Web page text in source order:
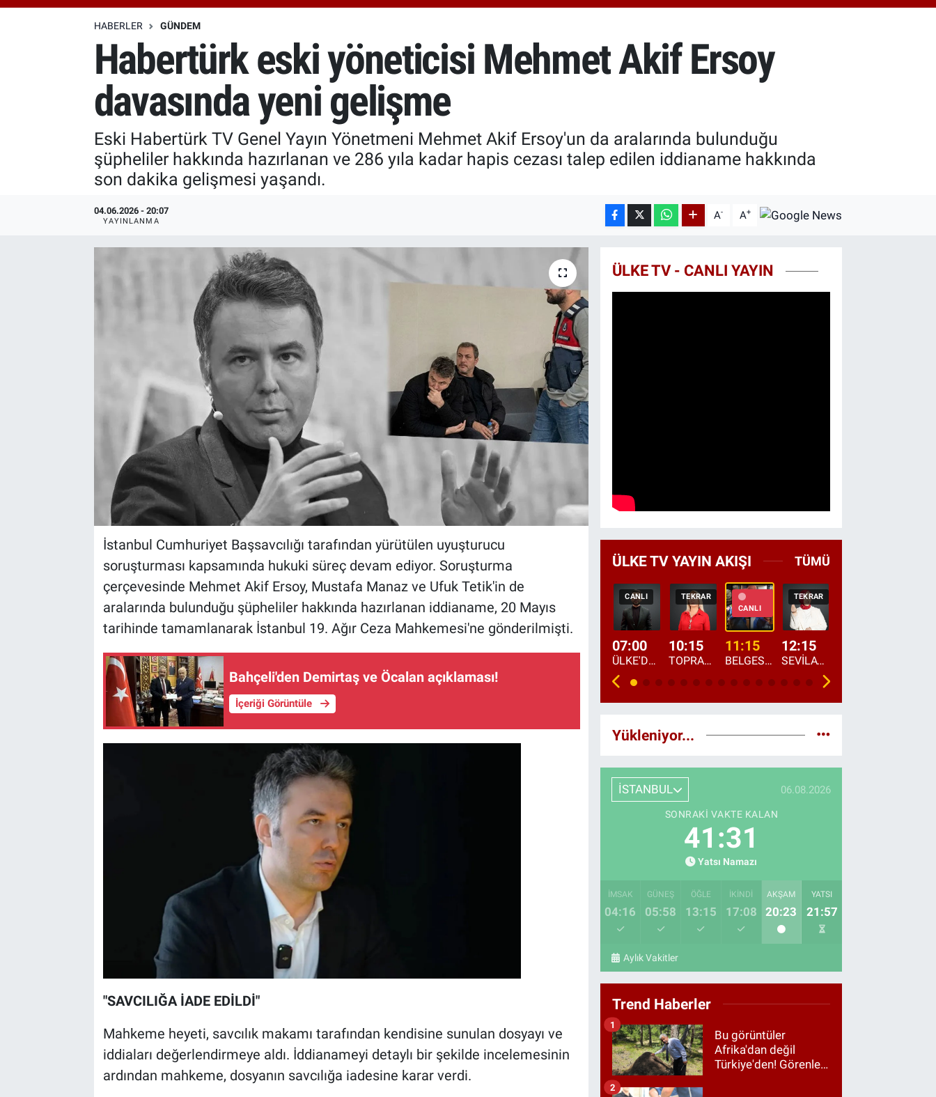
BITCOIN
64.475,47
%0.66
HABERLER GÜNDEM
Habertürk eski yöneticisi Mehmet Akif Ersoy
davasında yeni gelişme
Eski Habertürk TV Genel Yayın Yönetmeni Mehmet Akif Ersoy'un da aralarında bulunduğu
şüpheliler hakkında hazırlanan ve 286 yıla kadar hapis cezası talep edilen iddianame hakkında
son dakika gelişmesi yaşandı.
04.06.2026 - 20:07
YAYINLANMA A- A+
İstanbul Cumhuriyet Başsavcılığı tarafından yürütülen uyuşturucu
soruşturması kapsamında hukuki süreç devam ediyor. Soruşturma
çerçevesinde Mehmet Akif Ersoy, Mustafa Manaz ve Ufuk Tetik'in de
aralarında bulunduğu şüpheliler hakkında hazırlanan iddianame, 20 Mayıs
tarihinde tamamlanarak İstanbul 19. Ağır Ceza Mahkemesi'ne gönderilmişti.
Bahçeli'den Demirtaş ve Öcalan açıklaması!
İçeriği Görüntüle
"SAVCILIĞA İADE EDİLDİ"
Mahkeme heyeti, savcılık makamı tarafından kendisine sunulan dosyayı ve
iddiaları değerlendirmeye aldı. İddianameyi detaylı bir şekilde incelemesinin
ardından mahkeme, dosyanın savcılığa iadesine karar verdi.
ÜLKE TV - CANLI YAYIN
ÜLKE TV YAYIN AKIŞI TÜMÜ
CANLI
07:00
ÜLKE'DE BU SABAH
TEKRAR
10:15
TOPRAKTAN SOFRAYA
CANLI
11:15
BELGESEL: "ÜLKE'NİN ALIN TERİ"
TEKRAR
12:15
SEVİLAY SUNGUR İLE ELİMİN BEREKETİ
Yükleniyor...
İSTANBUL 06.08.2026
SONRAKI VAKTE KALAN
41:30
Yatsı Namazı
İMSAK
04:16
GÜNEŞ
05:58
ÖĞLE
13:15
İKINDI
17:08
AKŞAM
20:23
YATSI
21:57
Aylık Vakitler
Trend Haberler
Bu görüntüler
Afrika'dan değil
Türkiye'den! Görenler
1
2
Özel Haberler
Özel Haberler
Erişim Bilgileri
Haber Arşivi